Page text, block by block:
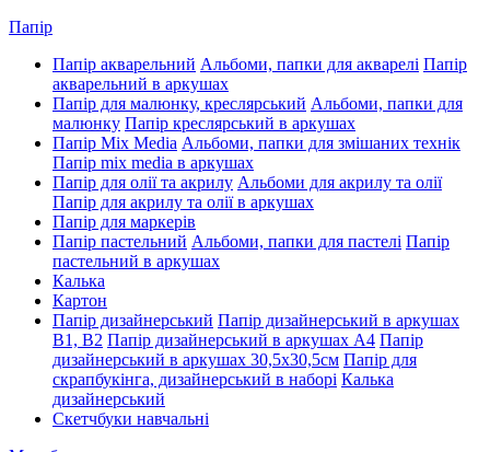
Папір
Папір акварельний Альбоми, папки для акварелі Папір
акварельний в аркушах
Папір для малюнку, креслярський Альбоми, папки для
малюнку Папір креслярський в аркушах
Папір Mix Media Альбоми, папки для змішаних технік
Папір mix media в аркушах
Папір для олії та акрилу Альбоми для акрилу та олії
Папір для акрилу та олії в аркушах
Папір для маркерів
Папір пастельний Альбоми, папки для пастелі Папір
пастельний в аркушах
Калька
Картон
Папір дизайнерський Папір дизайнерський в аркушах
В1, В2 Папір дизайнерський в аркушах А4 Папір
дизайнерський в аркушах 30,5х30,5см Папір для
скрапбукінга, дизайнерський в наборі Калька
дизайнерський
Скетчбуки навчальні